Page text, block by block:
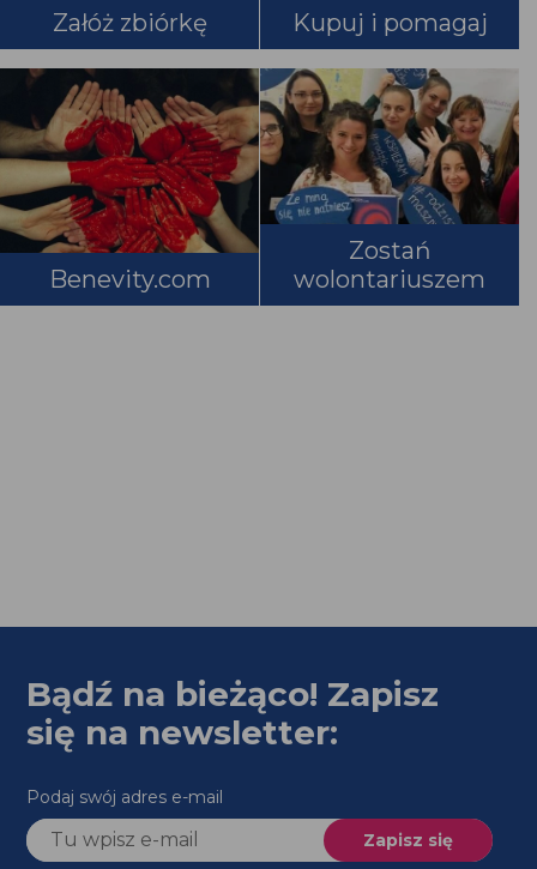
Załóż zbiórkę Kupuj i pomagaj
Benevity.com
Zostań
wolontariuszem
Bądź na bieżąco! Zapisz
się na newsletter:
Podaj swój adres e-mail